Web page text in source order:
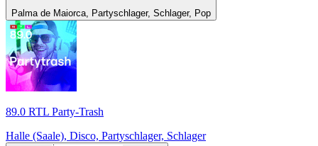
Palma de Maiorca, Partyschlager, Schlager, Pop
89.0 RTL Party-Trash
Halle (Saale), Disco, Partyschlager, Schlager